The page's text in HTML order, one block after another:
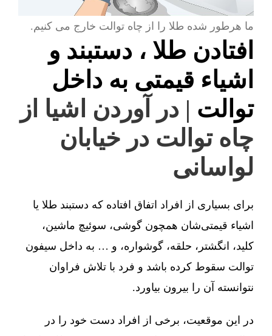
ما هرطور شده طلا را از چاه توالت خارج می کنیم.
افتادن طلا ، دستبند و
اشیاء قیمتی به داخل
توالت | در آوردن اشیا از
چاه توالت در خیابان
لواسانی
برای بسیاری از افراد اتفاق افتاده که دستبند طلا یا
اشیاء قیمتی‌شان همچون گوشی، سوئیچ ماشین،
کلید، انگشتر، حلقه، گوشواره، و … به داخل سیفون
توالت سقوط کرده باشد و فرد با تلاش فراوان
نتوانسته آن را بیرون بیاورد.
در این موقعیت، برخی از افراد دست خود را در